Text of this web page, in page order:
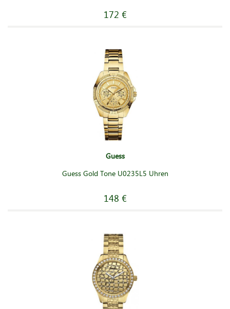
172 €
Guess
Guess Gold Tone U0235L5 Uhren
148 €